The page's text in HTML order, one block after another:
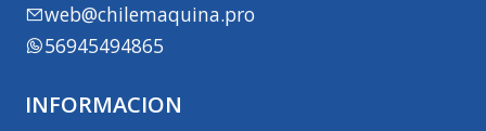
web@chilemaquina.pro
56945494865
INFORMACION